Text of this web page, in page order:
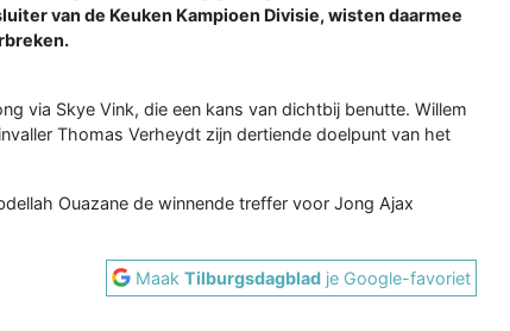
van de Keuken Kampioen Divisie, wisten daarmee
via Skye Vink, die een kans van dichtbij benutte. Willem
Thomas Verheydt zijn dertiende doelpunt van het
Ouazane de winnende treffer voor Jong Ajax
MaakTilburgsdagblad je Google-favoriet